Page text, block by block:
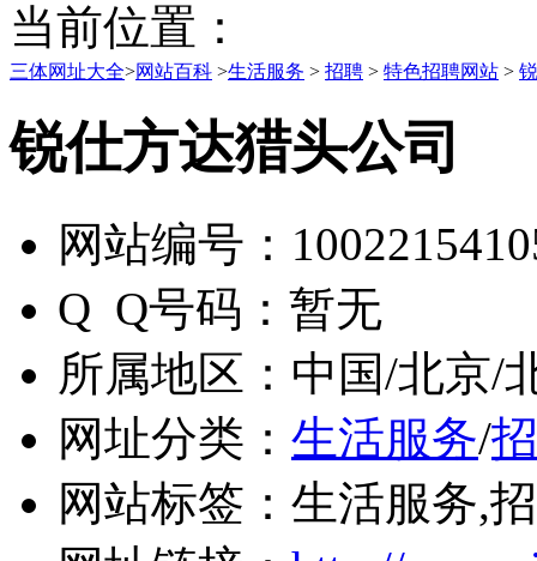
当前位置：
三体网址大全>网站百科 >生活服务 > 招聘 > 特色招聘网站 >
锐仕方达猎头公司
网站编号：
Q Q号码： 暂无
所属地区： 中国/北京/
网址分类： 生活服务/
网站标签： 生活服务,